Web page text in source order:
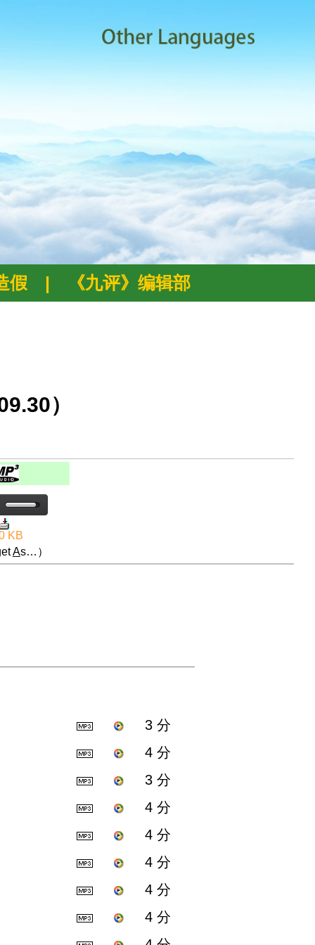
假 | 《九评》编辑部
）
KB
As…）
3 分
4 分
3 分
4 分
4 分
4 分
4 分
4 分